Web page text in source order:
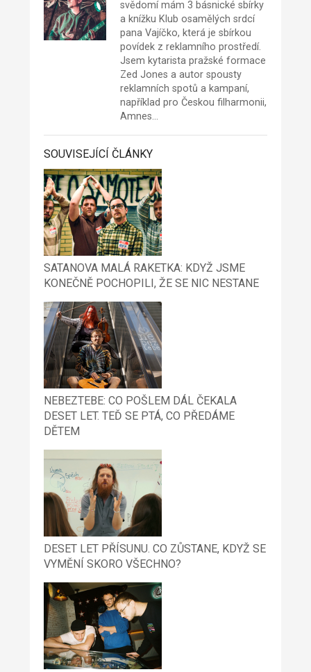
svědomí mám 3 básnické sbírky
a knížku Klub osamělých srdcí
pana Vajíčko, která je sbírkou
povídek z reklamního prostředí.
Jsem kytarista pražské formace
Zed Jones a autor spousty
reklamních spotů a kampaní,
například pro Českou filharmonii,
Amnes…
SOUVISEJÍCÍ ČLÁNKY
SATANOVA MALÁ RAKETKA: KDYŽ JSME
KONEČNĚ POCHOPILI, ŽE SE NIC NESTANE
NEBEZTEBE: CO POŠLEM DÁL ČEKALA
DESET LET. TEĎ SE PTÁ, CO PŘEDÁME
DĚTEM
DESET LET PŘÍSUNU. CO ZŮSTANE, KDYŽ SE
VYMĚNÍ SKORO VŠECHNO?